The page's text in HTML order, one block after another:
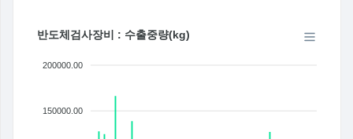
반도체검사장비 : 수출중량(kg)
200000.00
150000.00